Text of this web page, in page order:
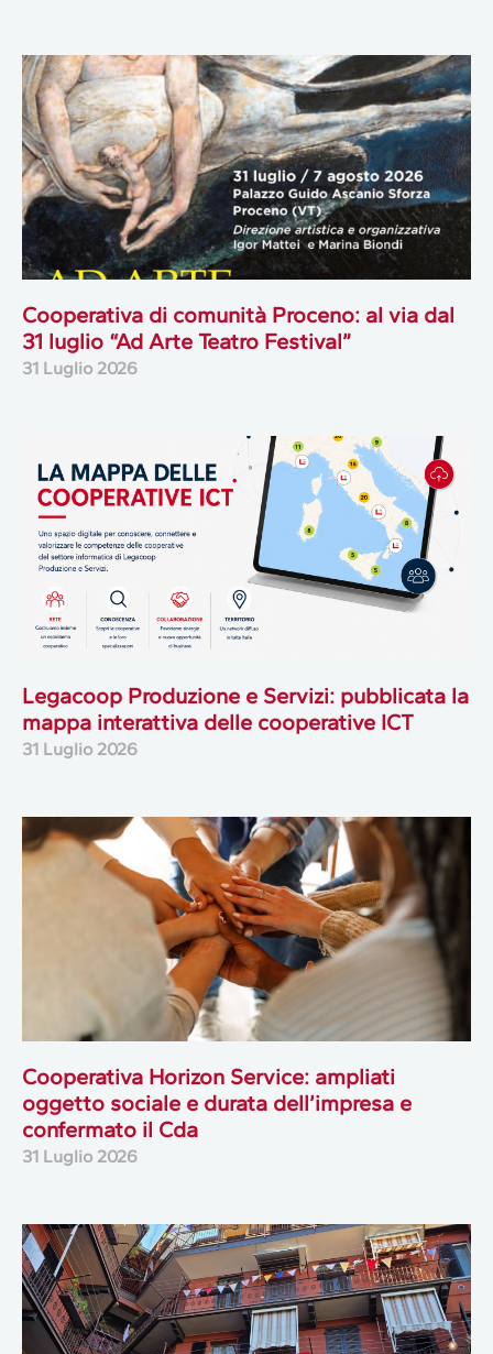
Cooperativa di comunità Proceno: al via dal
31 luglio “Ad Arte Teatro Festival”
31 Luglio 2026
Legacoop Produzione e Servizi: pubblicata la
mappa interattiva delle cooperative ICT
31 Luglio 2026
Cooperativa Horizon Service: ampliati
oggetto sociale e durata dell’impresa e
confermato il Cda
31 Luglio 2026